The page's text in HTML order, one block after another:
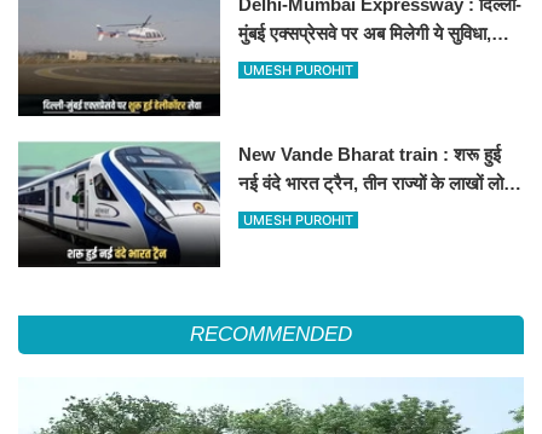
मुंबई एक्सप्रेसवे पर अब मिलेगी ये सुविधा,
हेलीकॉप्टर सर्विस से तुरंत घायल पहुंचेगा
UMESH PUROHIT
New Vande Bharat train : शरू हुई
नई वंदे भारत ट्रैन, तीन राज्यों के लाखों लोगों
का सफर होगा आसान, देखें पूरा रूटमैप
UMESH PUROHIT
RECOMMENDED